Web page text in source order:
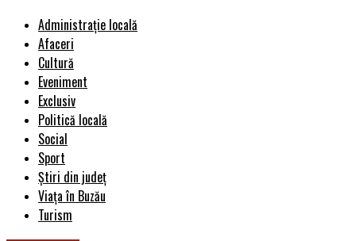
Administrație locală
Afaceri
Cultură
Eveniment
Exclusiv
Politică locală
Social
Sport
Știri din județ
Viața în Buzău
Turism